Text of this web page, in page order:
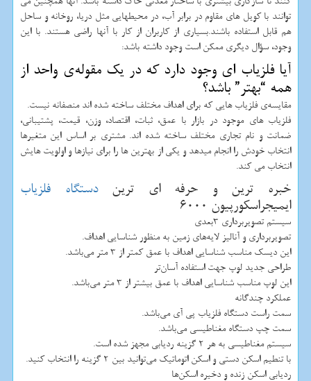
توانند با کویل های مقاوم در برابر آب، در محیطهایی مثل دریا، روخانه و ساحل
هم قابل استفاده باشند.بسیاری از کاربران از کار با آنها راضی هستند. با این
وجود، سؤال دیگری ممکن است وجود داشته باشد:
آیا فلزیاب ای وجود دارد که در یک مقوله‌ی واحد از
همه “بهتر” باشد؟
مقایسه‌ی فلزیاب هایی که برای اهداف مختلف ساخته شده اند منصفانه نیست.
فلزیاب های موجود در بازار با عمق، ثبات، اقتصاد، وزن، قیمت، پشتیبانی،
ضمانت و نام تجاری مختلف ساخته شده اند. مشتری بر اساس این متغیرها
انتخاب خودش را انجام میدهد و یکی از بهترین ها را برای نیازها و اولویت هایش
انتخاب می کند.
خبره ترین و حرفه ای تریندستگاه فلزیاب
ایمیجراسکورپیون 6000
سیستم تصویربرداری 3بعدی
تصویربرداری و آنالیز لایه‌های زمین به منظور شناسایی اهداف.
این دیسک مناسب شناسایی اهداف با عمق کمتر از 3 متر می‌باشد.
طراحی جدید لوپ جهت استفاده آسان‌تر
این لوپ مناسب شناسایی اهداف با عمق بیشتر از 3 متر می‌باشد.
عملکرد چندگانه
سمت راست دستگاه فلزیاب پی آی می‌باشد.
سمت چپ دستگاه مغناطیسی می‌باشد.
سیستم مغناطیسی به هر 2 گزینه ردیابی مجهز شده است.
با تنطیم اسکن دستی و اسکن اتوماتیک می‌توانید بین 2 گزینه را انتخاب کنید.
ردیابی اسکن زنده و دخیره اسکن‌ها